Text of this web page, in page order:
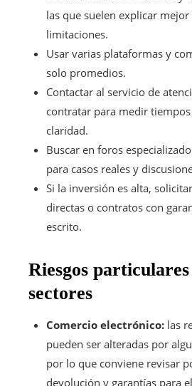
las que suelen explicar
limitaciones.
Usar varias plataformas y
solo promedios.
Contactar al servicio de
contratar para medir
claridad.
Buscar en foros
para casos reales y
Si la inversión es alta,
directas o contratos con
escrito.
Riesgos
sectores
Comercio electrónico: las
pueden ser alteradas por
por lo que conviene revisar
devolución y garantías para